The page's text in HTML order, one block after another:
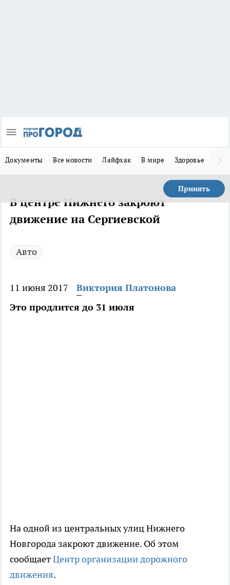
Документы Все новости Лайфхак В мире Здоровье
Принять
В центре Нижнего закроют
движение на Сергиевской
Авто
11 июня 2017
Виктория Платонова
Это продлится до 31 июля
На одной из центральных улиц Нижнего
Новгорода закроют движение. Об этом
сообщаетЦентр организации дорожного
движения.